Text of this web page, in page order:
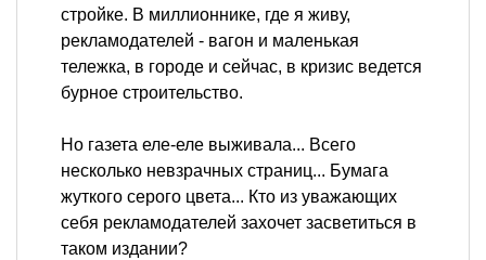
стройке. В миллионнике, где я живу,
рекламодателей - вагон и маленькая
тележка, в городе и сейчас, в кризис ведется
бурное строительство.
Но газета еле-еле выживала... Всего
несколько невзрачных страниц... Бумага
жуткого серого цвета... Кто из уважающих
себя рекламодателей захочет засветиться в
таком издании?